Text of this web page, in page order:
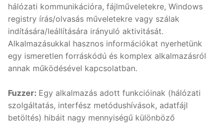
hálózati kommunikációra, fájlműveletekre, Windows
registry írás/olvasás műveletekre vagy szálak
indítására/leállítására irányuló aktivitását.
Alkalmazásukkal hasznos információkat nyerhetünk
egy ismeretlen forráskódú és komplex alkalmazásról
annak működésével kapcsolatban.
Fuzzer: Egy alkalmazás adott funkcióinak (hálózati
szolgáltatás, interfész metódushívások, adatfájl
betöltés) hibáit nagy mennyiségű különböző